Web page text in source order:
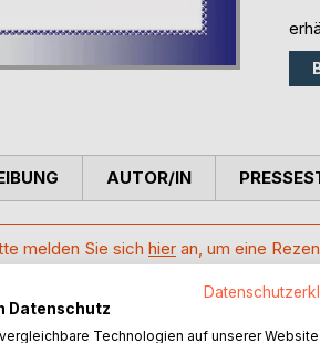
von einer kleinen wunderschönen
Schönheit von einer diebischen Elster
AUTOR/IN
Baeredel wurde 1949 geboren
Eine gute Zeit!
momentan noch keine Pressestimmen
melden Sie sich hier an, um eine
Datenschutz
Technologien auf unserer Website.